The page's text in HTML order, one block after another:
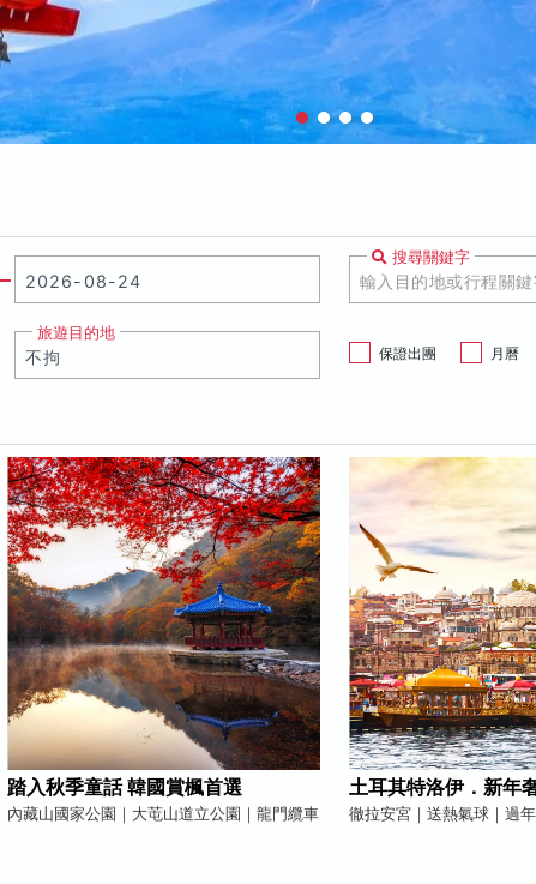
搜尋關鍵字
旅遊目的地
保證出團
月曆
踏入秋季童話 韓國賞楓首選
內藏山國家公園｜大芚山道立公園｜龍門纜車
土耳其特洛伊．新年
徹拉安宮｜送熱氣球｜過